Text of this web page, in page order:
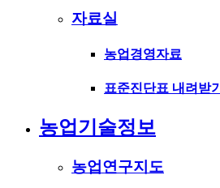
자료실
농업경영자료
표준진단표 내려받기
농업기술정보
농업연구지도